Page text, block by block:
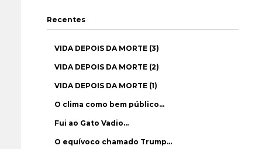
Recentes
VIDA DEPOIS DA MORTE (3)
VIDA DEPOIS DA MORTE (2)
VIDA DEPOIS DA MORTE (1)
O clima como bem público…
Fui ao Gato Vadio…
O equívoco chamado Trump…